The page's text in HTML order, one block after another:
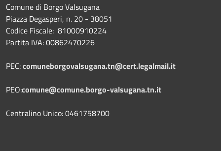
Comune di Borgo Valsugana
Piazza Degasperi, n. 20 - 38051
Codice Fiscale: 81000910224
Partita IVA: 00862470226
PEC:comuneborgovalsugana.tn@cert.legalmail.it
PEO:comune@comune.borgo-valsugana.tn.it
Centralino Unico: 0461758700